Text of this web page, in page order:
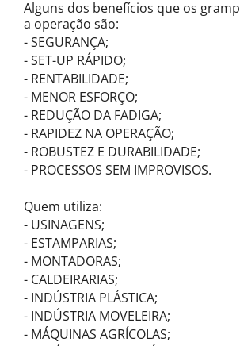
Alguns dos benefícios que os
a operação são:
- SEGURANÇA;
- SET-UP RÁPIDO;
- RENTABILIDADE;
- MENOR ESFORÇO;
- REDUÇÃO DA FADIGA;
- RAPIDEZ NA OPERAÇÃO;
- ROBUSTEZ E DURABILIDADE;
- PROCESSOS SEM IMPROVISOS.
Quem utiliza:
- USINAGENS;
- ESTAMPARIAS;
- MONTADORAS;
- CALDEIRARIAS;
- INDÚSTRIA PLÁSTICA;
- INDÚSTRIA MOVELEIRA;
- MÁQUINAS AGRÍCOLAS;